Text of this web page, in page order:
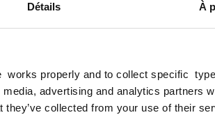
Détails À
properly and to collect specific
advertising and analytics partners
they’ve collected from your use of their